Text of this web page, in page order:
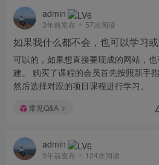
admin
3年前发布 57次阅读
如果我什么都不会，也可以学习
可以的，如果想直接要现成的网站，
建。 购买了课程的会员首先按照新手
然后选择对应的项目课程进行学习。
常见Q&A
admin
3年前发布 124次阅读